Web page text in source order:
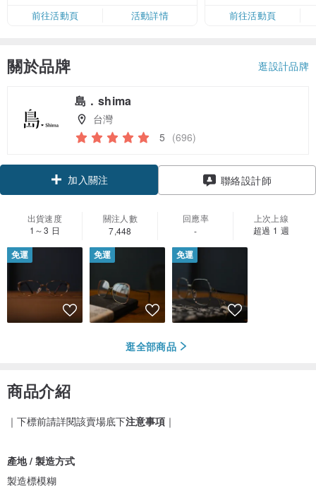
限，額滿即止，僅限「常用信用
卡」結帳）
前往活動頁 活動詳情
前往活動頁
關於品牌 逛設計品牌
島．shima
台灣
5 (696)
加入關注 聯絡設計師
出貨速度
1～3 日
關注人數
7,448
回應率
-
上次上線
超過 1 週
免運 免運 免運
逛全部商品
商品介紹
｜下標前請詳閱該賣場底下注意事項 ｜
產地 / 製造方式
製造標模糊